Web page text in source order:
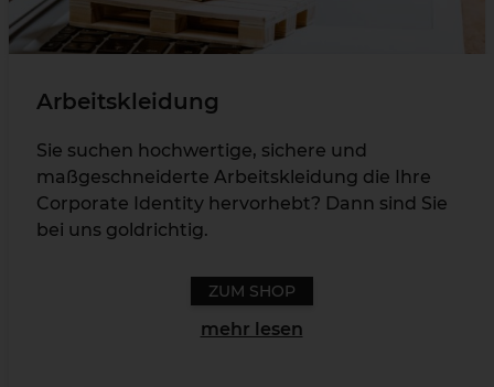
Arbeitskleidung
Sie suchen hochwertige, sichere und
maßgeschneiderte Arbeitskleidung die Ihre
Corporate Identity hervorhebt? Dann sind Sie
bei uns goldrichtig.
ZUM SHOP
mehr lesen